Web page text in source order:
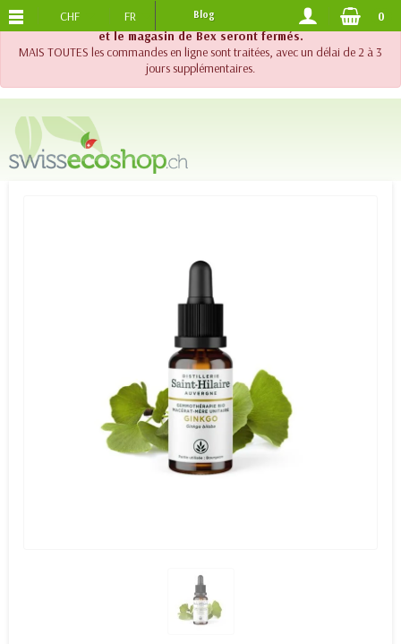
!! Important !! Jusqu'au 20 août 2026, le support téléphonique
et le magasin de Bex seront fermés.
MAIS TOUTES les commandes en ligne sont traitées, avec un délai de 2 à 3
jours supplémentaires.
PORTS OFFERTS DES 120.-
CHF FR Blog 0